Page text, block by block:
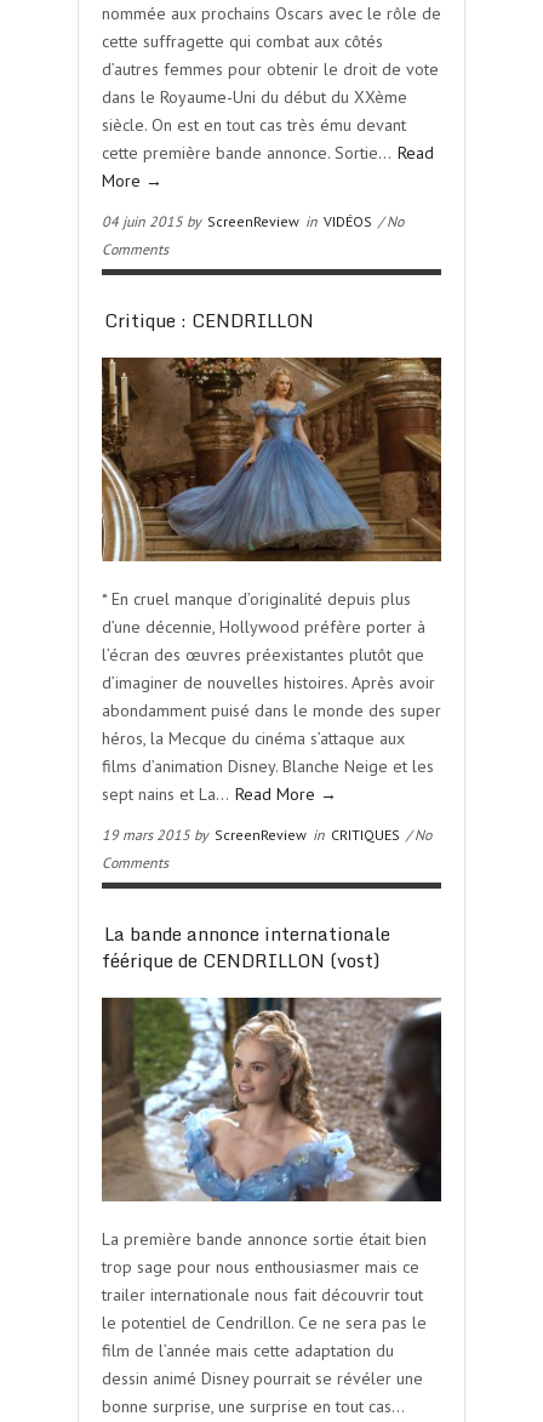
nommée aux prochains Oscars avec le rôle de
cette suffragette qui combat aux côtés
d’autres femmes pour obtenir le droit de vote
dans le Royaume-Uni du début du XXème
siècle. On est en tout cas très ému devant
cette première bande annonce. Sortie… Read
More →
04 juin 2015 by ScreenReview in VIDÉOS / No
Comments
Critique : CENDRILLON
* En cruel manque d’originalité depuis plus
d’une décennie, Hollywood préfère porter à
l’écran des œuvres préexistantes plutôt que
d’imaginer de nouvelles histoires. Après avoir
abondamment puisé dans le monde des super
héros, la Mecque du cinéma s’attaque aux
films d’animation Disney. Blanche Neige et les
sept nains et La… Read More →
19 mars 2015 by ScreenReview in CRITIQUES / No
Comments
La bande annonce internationale
féérique de CENDRILLON (vost)
La première bande annonce sortie était bien
trop sage pour nous enthousiasmer mais ce
trailer internationale nous fait découvrir tout
le potentiel de Cendrillon. Ce ne sera pas le
film de l’année mais cette adaptation du
dessin animé Disney pourrait se révéler une
bonne surprise, une surprise en tout cas…